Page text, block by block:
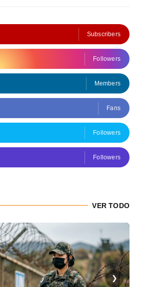
Subscribers
Followers
Members
Fans
Followers
Followers
VER TODO
❯